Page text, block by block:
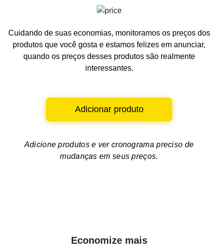
Cuidando de suas economias, monitoramos os preços dos
produtos que você gosta e estamos felizes em anunciar,
quando os preços desses produtos são realmente
interessantes.
Adicionar produto
Adicione produtos e vercronograma preciso de
mudanças em seus preços.
Economize mais